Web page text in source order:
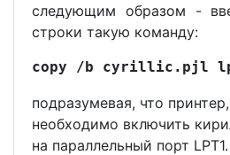
следующим образом -
строки такую команду:
copy /b cyrillic.pjl
подразумевая, что
необходимо включить
на параллельный порт